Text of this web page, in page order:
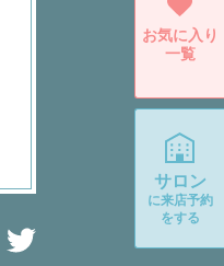
お気に入り
一覧
サロン
に来店予約
をする